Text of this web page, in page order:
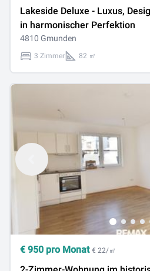
Lakeside Deluxe - Luxus,
in harmonischer Perfektion
4810 Gmunden
3 Zimmer 82 ㎡
€ 950 pro Monat € 22/㎡